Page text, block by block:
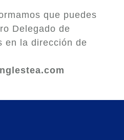
que puedes
Delegado de
en la dirección de